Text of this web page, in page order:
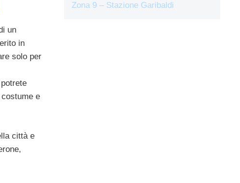
un
in
solo per
e
città e
Zona 9 – Stazione Garibaldi